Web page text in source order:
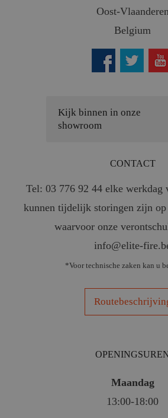
Oost-
Belgium
Kijk binnen in onze
showroom
CONTACT
Tel: 03 776 92 44 elke werkdag
kunnen tijdelijk storingen zijn
waarvoor onze
info@elite-
*Voor technische zaken kan u
Maandag
13:00-18:00